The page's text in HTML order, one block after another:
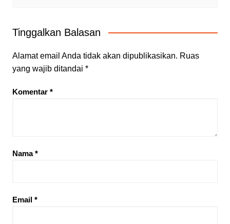
Tinggalkan Balasan
Alamat email Anda tidak akan dipublikasikan. Ruas
yang wajib ditandai *
Komentar *
Nama*
Email *